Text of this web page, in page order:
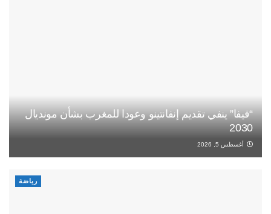
“فيفا” ينفي تقديم إنفانتينو وعودا للمغرب بشأن مونديال
2030
أغسطس 5, 2026
رياضة